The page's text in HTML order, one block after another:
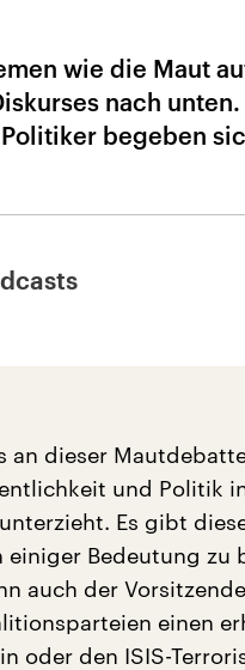
wie die Maut
nach
begeben
an dieser
und Politik
Es gibt
einiger Bedeutung zu
auch der
einen
oder den ISIS-